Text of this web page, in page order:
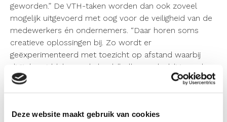
Deze website maakt gebruik van cookies
geworden.” De VTH-taken worden dan ook zoveel
mogelijk uitgevoerd met oog voor de veiligheid van de
medewerkers én ondernemers. “Daar horen soms
creatieve oplossingen bij. Zo wordt er
geëxperimenteerd met toezicht op afstand waarbij
digitale middelen zoals beeldbellen veelvuldig worden
ingezet. Ook wordt er naar passende oplossingen
gezocht voor bedrijven die het moeilijk hebben.
indienen van een melding in het